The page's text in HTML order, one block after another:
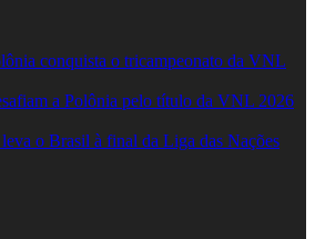
conquista o tricampeonato da VNL
a Polônia pelo título da VNL 2026
o Brasil à final da Liga das Nações